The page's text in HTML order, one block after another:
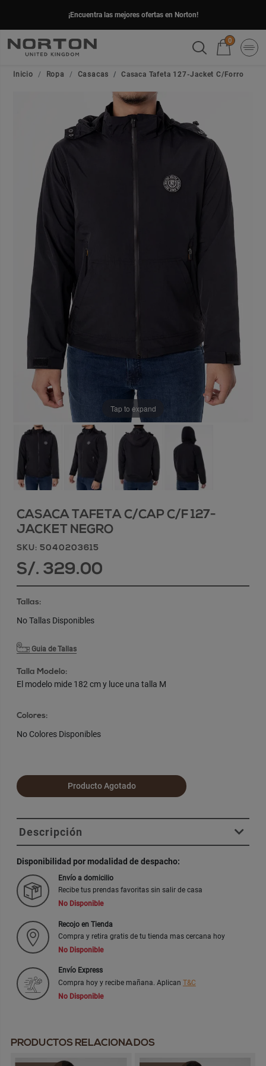
¡Encuentra las mejores ofertas en Norton!
0
Inicio Ropa Casacas Casaca Tafeta 127-Jacket C/Forro
Tap to expand
CASACA TAFETA C/CAP C/F 127-
JACKET NEGRO
SKU: 5040203615
S/. 329.00
Tallas:
No Tallas Disponibles
Guia de Tallas
Talla Modelo:
El modelo mide 182 cm y luce una talla M
Colores:
No Colores Disponibles
Producto Agotado
Descripción
Disponibilidad por modalidad de despacho:
Envío a domicilio
Recibe tus prendas favoritas sin salir de casa
No Disponible
Recojo en Tienda
Compra y retira gratis de tu tienda mas cercana hoy
No Disponible
Envío Express
Compra hoy y recibe mañana. Aplican T&C
No Disponible
PRODUCTOS RELACIONADOS